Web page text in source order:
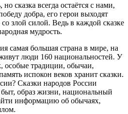
сказка всегда остаётся с нами,
добра, его герои выходят
злой силой. Ведь в каждой сказке
мудрость.
самая большая страна в мире, на
люди 160 национальностей. У
особые традиции, обычаи,
испокон веков хранит сказки.
Сказки народов России
образ жизни, национальный
информацию об обычаях,